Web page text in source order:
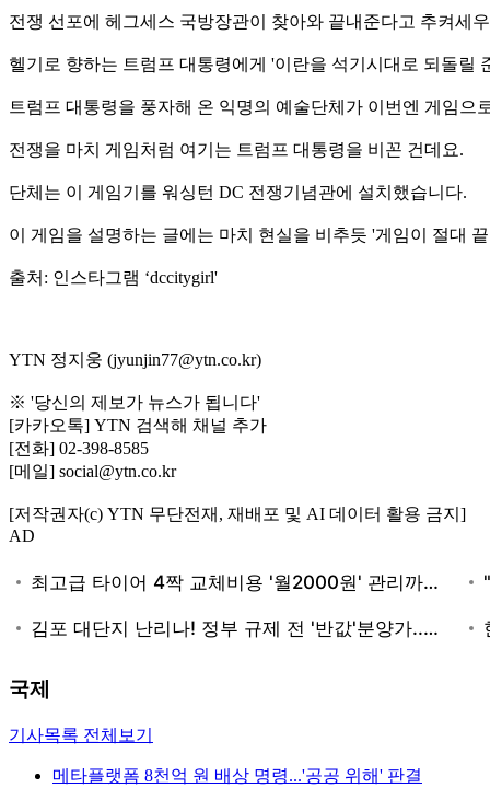
전쟁 선포에 헤그세스 국방장관이 찾아와 끝내준다고 추켜세
헬기로 향하는 트럼프 대통령에게 '이란을 석기시대로 되돌릴
트럼프 대통령을 풍자해 온 익명의 예술단체가 이번엔 게임으
전쟁을 마치 게임처럼 여기는 트럼프 대통령을 비꼰 건데요.
단체는 이 게임기를 워싱턴 DC 전쟁기념관에 설치했습니다.
이 게임을 설명하는 글에는 마치 현실을 비추듯 '게임이 절대
출처: 인스타그램 ‘dccitygirl'
YTN 정지웅 (jyunjin77@ytn.co.kr)
※ '당신의 제보가 뉴스가 됩니다'
[카카오톡] YTN 검색해 채널 추가
[전화] 02-398-8585
[메일] social@ytn.co.kr
[저작권자(c) YTN 무단전재, 재배포 및 AI 데이터 활용 금지]
AD
국제
기사목록 전체보기
메타플랫폼 8천억 원 배상 명령...'공공 위해' 판결